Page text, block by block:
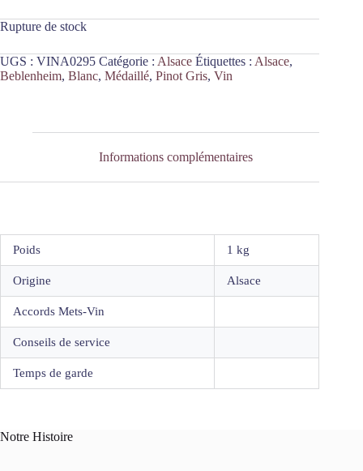
Rupture de stock
UGS : VINA0295 Catégorie : Alsace Étiquettes : Alsace,
Beblenheim, Blanc, Médaillé, Pinot Gris, Vin
Informations complémentaires
Poids 1 kg
Origine Alsace
Accords Mets-Vin
Conseils de service
Temps de garde
Notre Histoire